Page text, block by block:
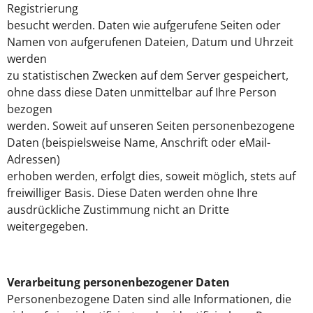
Registrierung
besucht werden. Daten wie aufgerufene Seiten oder
Namen von aufgerufenen Dateien, Datum und Uhrzeit
werden
zu statistischen Zwecken auf dem Server gespeichert,
ohne dass diese Daten unmittelbar auf Ihre Person
bezogen
werden. Soweit auf unseren Seiten personenbezogene
Daten (beispielsweise Name, Anschrift oder eMail-
Adressen)
erhoben werden, erfolgt dies, soweit möglich, stets auf
freiwilliger Basis. Diese Daten werden ohne Ihre
ausdrückliche Zustimmung nicht an Dritte
weitergegeben.
Verarbeitung personenbezogener Daten
Personenbezogene Daten sind alle Informationen, die